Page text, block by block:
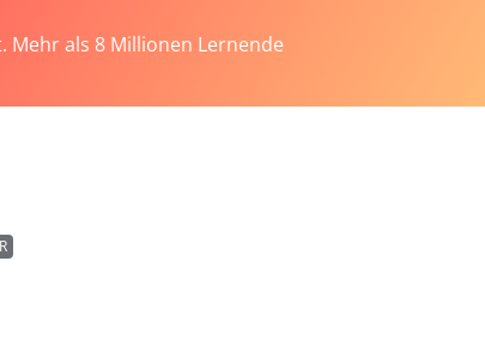
Mehr als 8 Millionen Lernende